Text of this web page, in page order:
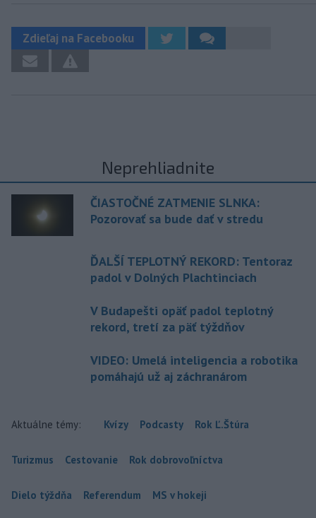
Zdieľaj na Facebooku
Neprehliadnite
ČIASTOČNÉ ZATMENIE SLNKA:
Pozorovať sa bude dať v stredu
ĎALŠÍ TEPLOTNÝ REKORD: Tentoraz
padol v Dolných Plachtinciach
V Budapešti opäť padol teplotný
rekord, tretí za päť týždňov
VIDEO: Umelá inteligencia a robotika
pomáhajú už aj záchranárom
Aktuálne témy: Kvízy Podcasty Rok Ľ.Štúra
Turizmus Cestovanie Rok dobrovoľníctva
Dielo týždňa Referendum MS v hokeji